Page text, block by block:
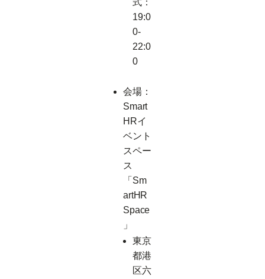
19:0
0-
22:0
0
会場：
Smart
HRイ
ベント
スペー
ス
「Sm
artHR
Space
」
東京
都港
区六